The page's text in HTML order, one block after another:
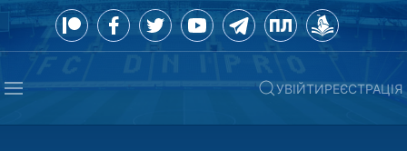
УВІЙТИРЕЄСТРАЦІЯ